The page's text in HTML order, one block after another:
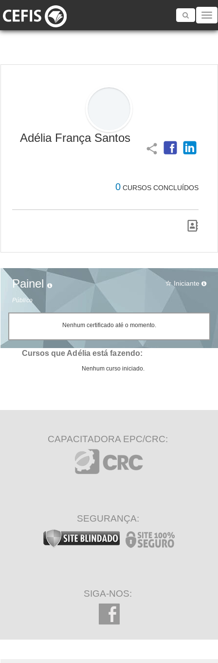
Toggle
Adélia França Santos
share
0 CURSOS CONCLUÍDOS
Painel
Público
star_border Iniciante
Nenhum certificado até o momento.
Cursos que Adélia está fazendo:
Nenhum curso iniciado.
CAPACITADORA EPC/CRC:
SEGURANÇA:
SIGA-NOS: